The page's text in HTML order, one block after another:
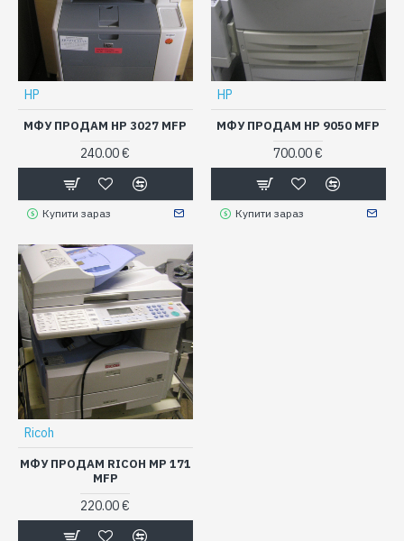
HP
МФУ ПРОДАМ HP 3027 MFP
240.00 €
Купити зараз
HP
МФУ ПРОДАМ HP 9050 MFP
700.00 €
Купити зараз
Ricoh
МФУ ПРОДАМ RICOH MP 171
MFP
220.00 €